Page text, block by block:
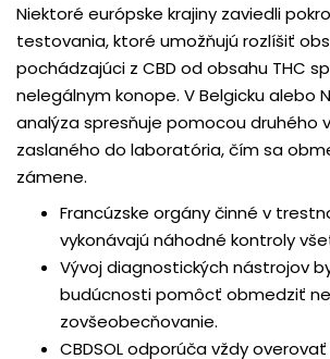
Niektoré európske krajiny zaviedli
testovania, ktoré umožňujú rozlíšiť
pochádzajúci z CBD od obsahu THC
nelegálnym konope. V Belgicku alebo
analýza spresňuje pomocou druhého
zaslaného do laboratória, čím sa
zámene.
Francúzske orgány činné v
vykonávajú náhodné kontroly
Vývoj diagnostických nástrojov
budúcnosti pomôcť obmedziť
zovšeobecňovanie.
CBDSOL odporúča vždy